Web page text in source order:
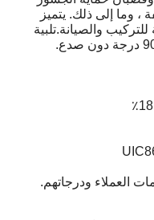
، وما إلى ذلك. يتميز
والصيانة.تلبية
العملاء ودرجاتهم.